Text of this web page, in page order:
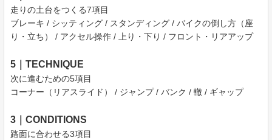
走りの土台をつくる7項目
ブレーキ / シッティング / スタンディング / バイクの倒し方（座
り・立ち） / アクセル操作 / 上り・下り / フロント・リアアップ
5｜TECHNIQUE
次に進むための5項目
コーナー（リアスライド） / ジャンプ / バンク / 轍 / ギャップ
3｜CONDITIONS
路面に合わせる3項目